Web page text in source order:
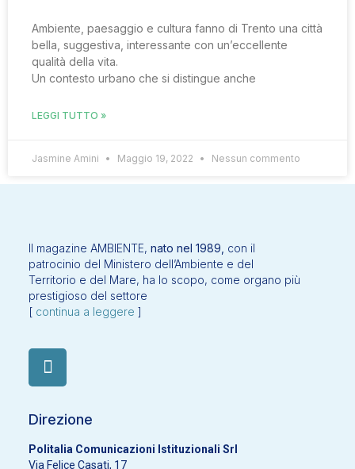
Ambiente, paesaggio e cultura fanno di Trento una città
bella, suggestiva, interessante con un’eccellente
qualità della vita.
Un contesto urbano che si distingue anche
LEGGI TUTTO »
Jasmine Amini Maggio 19, 2022 Nessun commento
Il magazine AMBIENTE, nato nel 1989, con il
patrocinio del Ministero dell’Ambiente e del
Territorio e del Mare, ha lo scopo, come organo più
prestigioso del settore
[ continua a leggere ]
Direzione
Politalia Comunicazioni Istituzionali Srl
Via Felice Casati, 17